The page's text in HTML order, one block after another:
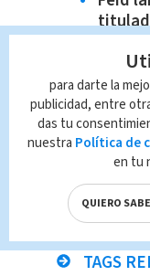
Este
TAGS
para darte la
publicidad, entre
das tu
nuestra Política de
en tu
QUIERO